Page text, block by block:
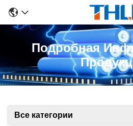
Подробная
Все категории